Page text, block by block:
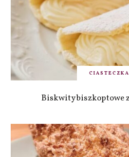
CIASTECZKA
Biskwity biszkoptowe